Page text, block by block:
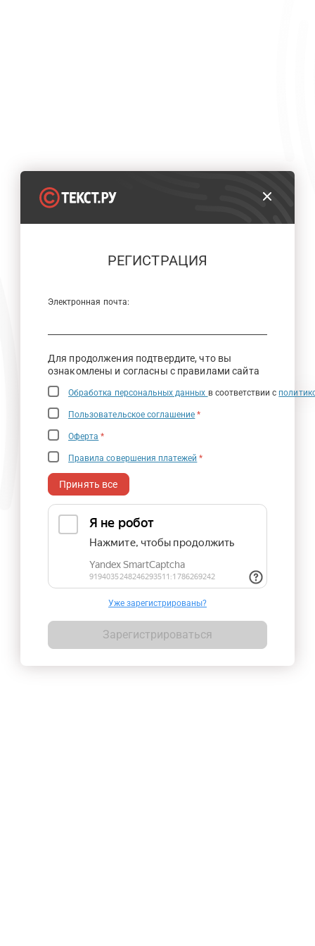
РЕГИСТРАЦИЯ
Электронная почта:
Для продолжения подтвердите, что вы
ознакомлены и согласны с правилами сайта
Обработка персональных данных в соответствии с
Пользовательское соглашение *
Оферта *
Правила совершения платежей *
Принять все
Уже зарегистрированы?
Зарегистрироваться